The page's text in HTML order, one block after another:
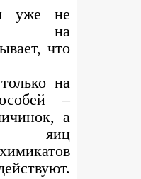
уже не
на
что
на
–
а
яиц